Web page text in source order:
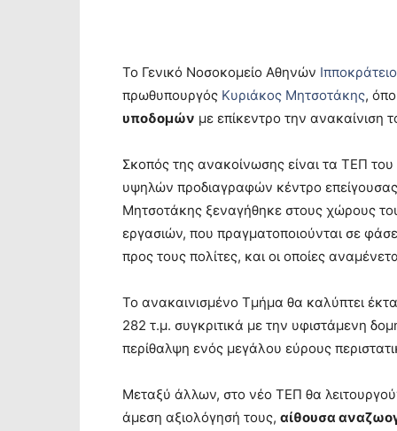
Το Γενικό Νοσοκομείο Αθηνών Ιπποκράτειο
πρωθυπουργός Κυριάκος Μητσοτάκης,
υποδομών με επίκεντρο την ανακαίνιση
Σκοπός της ανακοίνωσης είναι τα ΤΕΠ
υψηλών προδιαγραφών κέντρο
Μητσοτάκης ξεναγήθηκε στους χώρους
εργασιών, που πραγματοποιούνται σε
προς τους πολίτες, και οι οποίες
Το ανακαινισμένο Τμήμα θα καλύπτει
282 τ.μ. συγκριτικά με την υφιστάμενη
περίθαλψη ενός μεγάλου εύρους
Μεταξύ άλλων, στο νέο ΤΕΠ θα
άμεση αξιολόγησή τους, αίθουσα